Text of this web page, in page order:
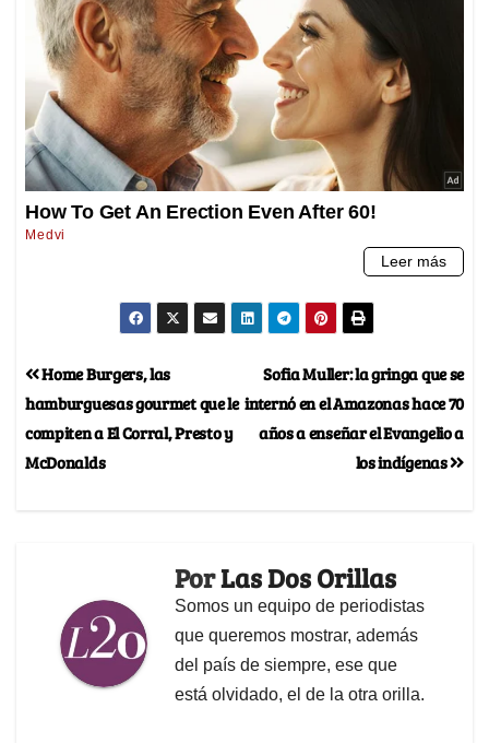
Sofia Muller: la gringa que se
internó en el Amazonas hace 70
años a enseñar el Evangelio a
los indígenas
Home Burgers, las
hamburguesas gourmet que le
compiten a El Corral, Presto y
McDonalds
PorLas Dos Orillas
Somos un equipo de periodistas
que queremos mostrar, además
del país de siempre, ese que
está olvidado, el de la otra orilla.